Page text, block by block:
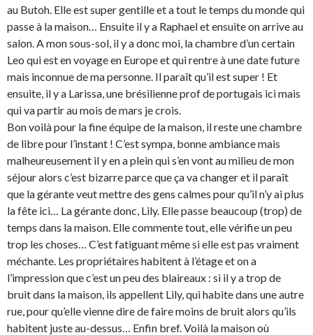
au Butoh. Elle est super gentille et a tout le temps du monde qui
passe à la maison… Ensuite il y a Raphael et ensuite on arrive au
salon. A mon sous-sol, il y a donc moi, la chambre d’un certain
Leo qui est en voyage en Europe et qui rentre à une date future
mais inconnue de ma personne. Il paraît qu’il est super ! Et
ensuite, il y a Larissa, une brésilienne prof de portugais ici mais
qui va partir au mois de mars je crois.
Bon voilà pour la fine équipe de la maison, il reste une chambre
de libre pour l’instant ! C’est sympa, bonne ambiance mais
malheureusement il y en a plein qui s’en vont au milieu de mon
séjour alors c’est bizarre parce que ça va changer et il paraît
que la gérante veut mettre des gens calmes pour qu’il n’y ai plus
la fête ici… La gérante donc, Lily. Elle passe beaucoup (trop) de
temps dans la maison. Elle commente tout, elle vérifie un peu
trop les choses… C’est fatiguant même si elle est pas vraiment
méchante. Les propriétaires habitent à l’étage et on a
l’impression que c’est un peu des blaireaux : si il y a trop de
bruit dans la maison, ils appellent Lily, qui habite dans une autre
rue, pour qu’elle vienne dire de faire moins de bruit alors qu’ils
habitent juste au-dessus… Enfin bref. Voilà la maison où